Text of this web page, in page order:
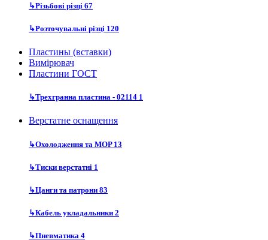
↳Різьбові різці 67
↳Розточувальні різці 120
Пластины (вставки)
Вимірювач
Пластини ГОСТ
↳Трехгранна пластина - 02114 1
Верстатне оснащення
↳Охолодження та MOP 13
↳Тиски верстатні 1
↳Цанги та патрони 83
↳Кабель укладальники 2
↳Пневматика 4